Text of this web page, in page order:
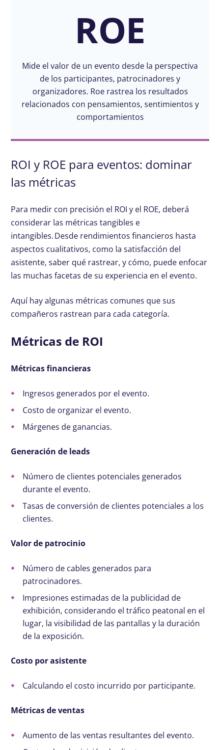
ROE
Mide el valor de un evento desde la perspectiva
de los participantes, patrocinadores y
organizadores. Roe rastrea los resultados
relacionados con pensamientos, sentimientos y
comportamientos
ROI y ROE para eventos: dominar
las métricas
Para medir con precisión el ROI y el ROE, deberá
considerar las métricas tangibles e
intangibles. Desde rendimientos financieros hasta
aspectos cualitativos, como la satisfacción del
asistente, saber qué rastrear, y cómo, puede enfocar
las muchas facetas de su experiencia en el evento.
Aquí hay algunas métricas comunes que sus
compañeros rastrean para cada categoría.
Métricas de ROI
Métricas financieras
Ingresos generados por el evento.
Costo de organizar el evento.
Márgenes de ganancias.
Generación de leads
Número de clientes potenciales generados
durante el evento.
Tasas de conversión de clientes potenciales a los
clientes.
Valor de patrocinio
Número de cables generados para
patrocinadores.
Impresiones estimadas de la publicidad de
exhibición, considerando el tráfico peatonal en el
lugar, la visibilidad de las pantallas y la duración
de la exposición.
Costo por asistente
Calculando el costo incurrido por participante.
Métricas de ventas
Aumento de las ventas resultantes del evento.